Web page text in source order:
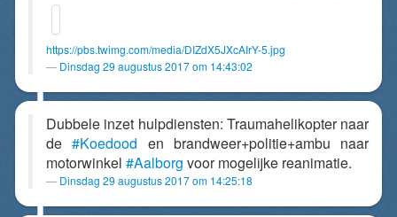
https://pbs.twimg.com/media/DIZdX5JXcAIrY-5.jpg
Dinsdag 29 augustus 2017 om 14:43:02
Dubbele inzet hulpdiensten: Traumahelikopter naar
de#Koedood en brandweer+politie+ambu naar
motorwinkel #Aalborg voor mogelijke reanimatie.
Dinsdag 29 augustus 2017 om 14:25:18